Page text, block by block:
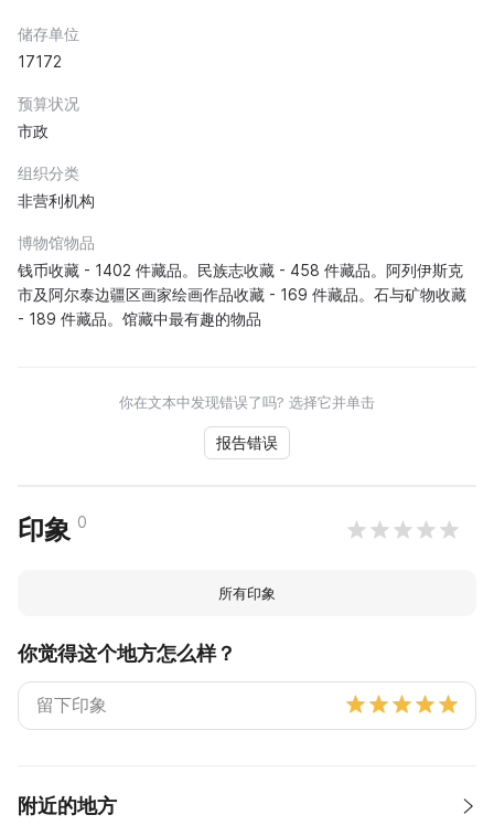
储存单位
17172
预算状况
市政
组织分类
非营利机构
博物馆物品
钱币收藏 - 1402 件藏品。民族志收藏 - 458 件藏品。阿列伊斯克
市及阿尔泰边疆区画家绘画作品收藏 - 169 件藏品。石与矿物收藏
- 189 件藏品。馆藏中最有趣的物品
你在文本中发现错误了吗? 选择它并单击
报告错误
印象 0
所有印象
你觉得这个地方怎么样？
附近的地方